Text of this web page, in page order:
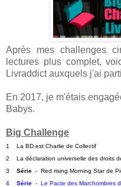
Après mes challenges
lectures plus complet,
Livraddict auxquels j'ai
En 2017, je m'étais
Babys.
Big Challenge
1    La BD est Charlie de Collectif
2    La déclaration universelle des droits
3 Série -  Red rising Morning Star de
4 Série -  Le Pacte des Marchombres